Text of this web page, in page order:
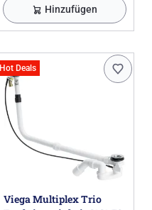
Hinzufügen
Hot Deals
Viega Multiplex Trio